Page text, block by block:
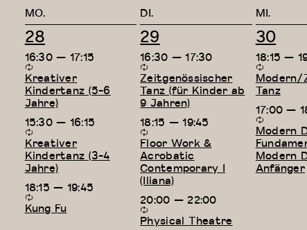
Kalender
von
Veranstaltungen
MO. DI. MI.
3
Veranstaltungen,
28
16:30— 17:15
Kreativer
Kindertanz (5-6
Jahre)
15:30— 16:15
Kreativer
Kindertanz (3-4
Jahre)
18:15— 19:45
Kung Fu
3
Veranstaltungen,
29
16:30 — 17:30
Zeitgenössischer
Tanz (für Kinder ab
9 Jahren)
18:15 — 19:45
Floor Work &
Acrobatic
Contemporary I
(Iliana)
20:00 — 22:00
Physical Theatre
2
30
18:15—
Modern/
Tanz
17:00—
Modern
Modern
Anfänger